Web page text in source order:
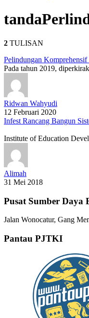
tanda
2 TULISAN
Pelindungan
Pada tahun 2019,
Ridwan Wahyudi
12 Februari 2020
Infest Rancang Bangun
Institute of Education
Alimah
31 Mei 2018
Pusat Sumber Daya
Jalan Wonocatur, Gang
Pantau PJTKI